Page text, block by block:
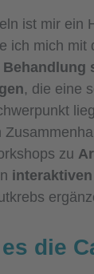
ist mir ein
ich mich mit
, die eine
zu
die